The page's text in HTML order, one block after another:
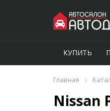
КУПИТЬ
Главная ›
Nissan